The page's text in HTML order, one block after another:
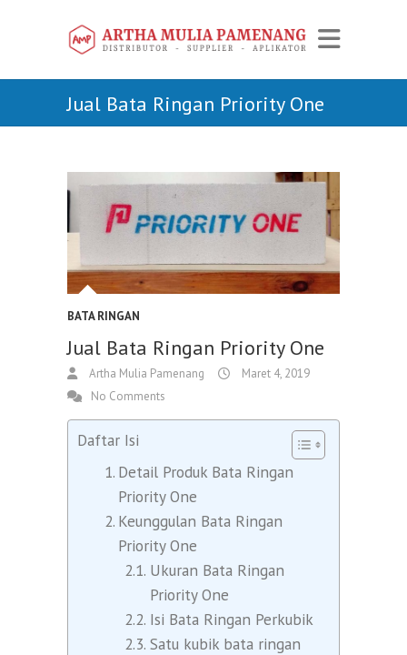
Jual Bata Ringan Priority One
BATA RINGAN
Jual Bata Ringan Priority One
Artha Mulia Pamenang
Maret 4, 2019
No Comments
Daftar Isi
Detail Produk Bata Ringan
Priority One
Keunggulan Bata Ringan
Priority One
Ukuran Bata Ringan
Priority One
Isi Bata Ringan Perkubik
Satu kubik bata ringan